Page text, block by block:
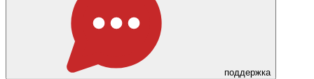
поддержка